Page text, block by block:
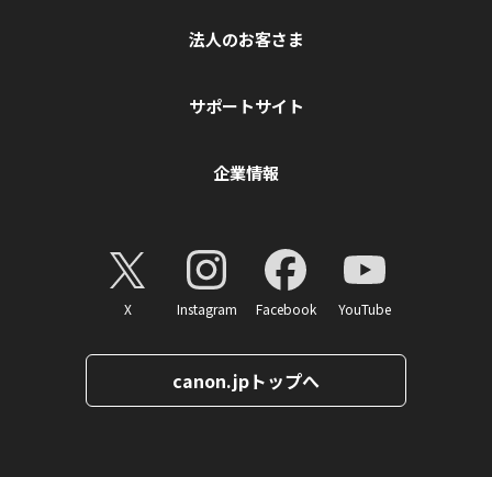
法人のお客さま
サポートサイト
企業情報
X Instagram Facebook YouTube
canon.jpトップへ